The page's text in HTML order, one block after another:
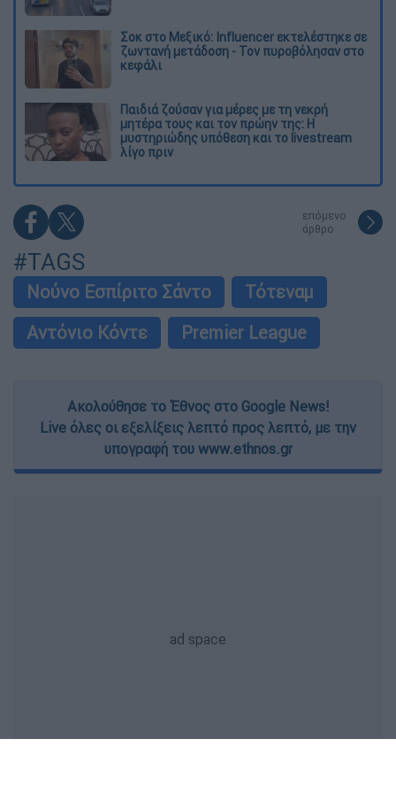
Σοκ στο Μεξικό: Influencer εκτελέστηκε σε
ζωντανή μετάδοση - Τον πυροβόλησαν στο
κεφάλι
Παιδιά ζούσαν για μέρες με τη νεκρή
μητέρα τους και τον πρώην της: Η
μυστηριώδης υπόθεση και το livestream
λίγο πριν
επόμενο
άρθρο
#TAGS
Νούνο Εσπίριτο Σάντο
Τότεναμ
Αντόνιο Κόντε
Premier League
Ακολούθησε το Έθνος στο Google News!
Live όλες οι εξελίξεις λεπτό προς λεπτό, με την
υπογραφή του www.ethnos.gr